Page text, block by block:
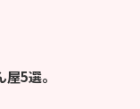
5選。